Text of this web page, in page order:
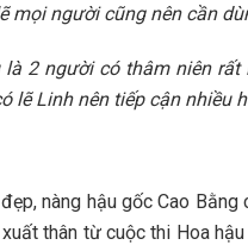
mọi người cũng nên cần
là 2 người có thâm niên
lẽ Linh nên tiếp cận nhiều
nàng hậu gốc Cao
thân từ cuộc thi Hoa